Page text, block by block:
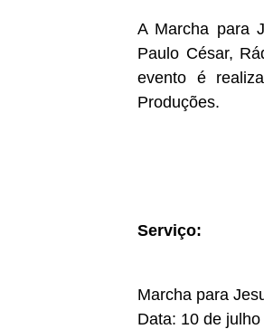
A Marcha para
Paulo César,
evento é
Produções.
Serviço:
Marcha para
Data: 10 de